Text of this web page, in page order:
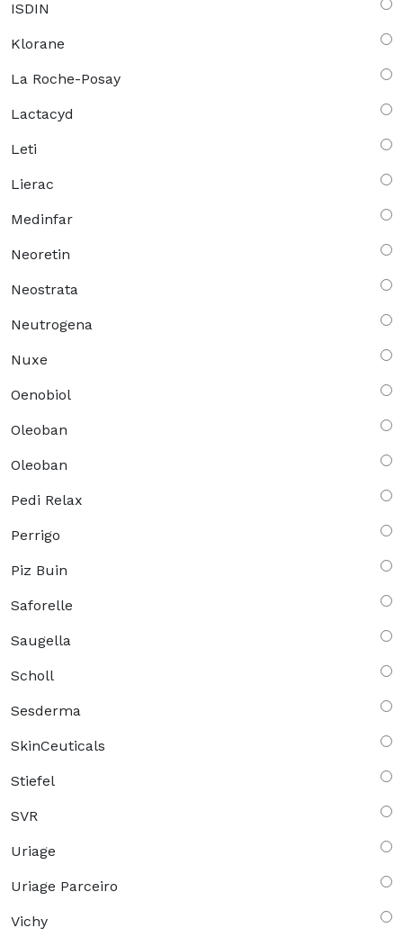
ISDIN
Klorane
La Roche-Posay
Lactacyd
Leti
Lierac
Medinfar
Neoretin
Neostrata
Neutrogena
Nuxe
Oenobiol
Oleoban
Oleoban
Pedi Relax
Perrigo
Piz Buin
Saforelle
Saugella
Scholl
Sesderma
SkinCeuticals
Stiefel
SVR
Uriage
Uriage Parceiro
Vichy